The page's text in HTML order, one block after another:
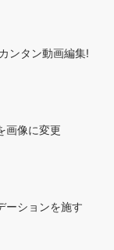
ンタン動画編集!
画像に変更
ーションを施す